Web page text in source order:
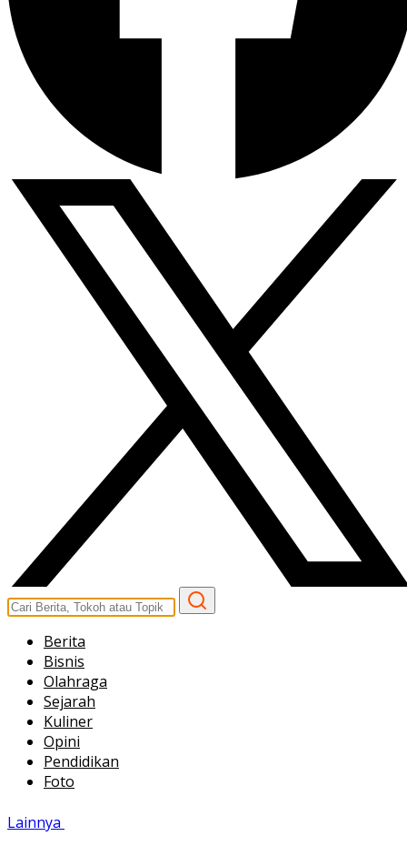
Berita
Bisnis
Olahraga
Sejarah
Kuliner
Opini
Pendidikan
Foto
Lainnya